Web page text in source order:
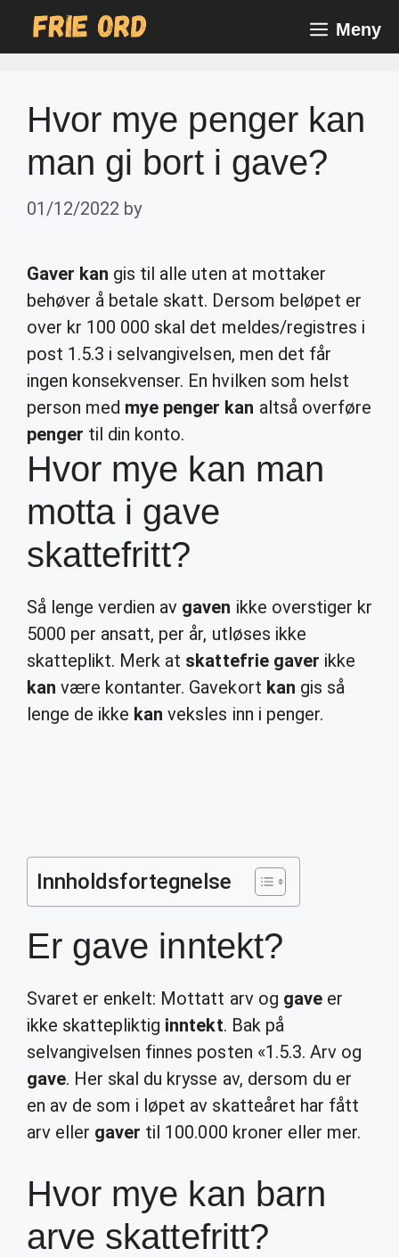
Meny
Hvor mye penger kan
man gi bort i gave?
01/12/2022 by
Gaver kan gis til alle uten at mottaker
behøver å betale skatt. Dersom beløpet er
over kr 100 000 skal det meldes/registres i
post 1.5.3 i selvangivelsen, men det får
ingen konsekvenser. En hvilken som helst
person med mye penger kan altså overføre
penger til din konto.
Hvor mye kan man
motta i gave
skattefritt?
Så lenge verdien av gaven ikke overstiger kr
5000 per ansatt, per år, utløses ikke
skatteplikt. Merk at skattefrie gaver ikke
kan være kontanter. Gavekort kan gis så
lenge de ikke kan veksles inn i penger.
Innholdsfortegnelse
Er gave inntekt?
Svaret er enkelt: Mottatt arv og gaveer
ikke skattepliktig inntekt. Bak på
selvangivelsen finnes posten «1.5.3. Arv og
gave. Her skal du krysse av, dersom du er
en av de som i løpet av skatteåret har fått
arv eller gaver til 100.000 kroner eller mer.
Hvor mye kan barn
arve skattefritt?